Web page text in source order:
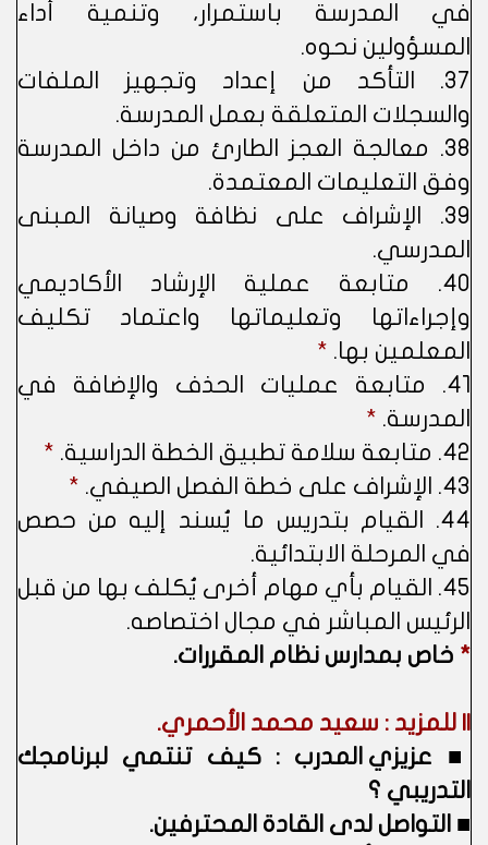
في المدرسة باستمرار، وتنمية أداء
المسؤولين نحوه.
37. التأكد من إعداد وتجهيز الملفات
والسجلات المتعلقة بعمل المدرسة.
38. معالجة العجز الطارئ من داخل المدرسة
وفق التعليمات المعتمدة.
39. الإشراف على نظافة وصيانة المبنى
المدرسي.
40. متابعة عملية الإرشاد الأكاديمي
وإجراءاتها وتعليماتها واعتماد تكليف
المعلمين بها. *
41. متابعة عمليات الحذف والإضافة في
المدرسة. *
42. متابعة سلامة تطبيق الخطة الدراسية.
*
43. الإشراف على خطة الفصل الصيفي.
*
44. القيام بتدريس ما يُسند إليه من حصص
في المرحلة الابتدائية.
45. القيام بأي مهام أخرى يُكلف بها من قبل
الرئيس المباشر في مجال اختصاصه.
* خاص بمدارس نظام المقررات.
|| للمزيد : سعيد محمد الأحمري.
■ عزيزي المدرب : كيف تنتمي لبرنامجك
التدريبي ؟
■ التواصل لدى القادة المحترفين.